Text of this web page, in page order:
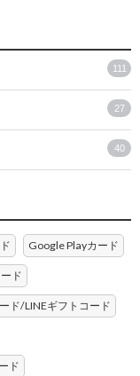
111
27
40
Google Playカード
ド
ド/LINEギフトコード
ド